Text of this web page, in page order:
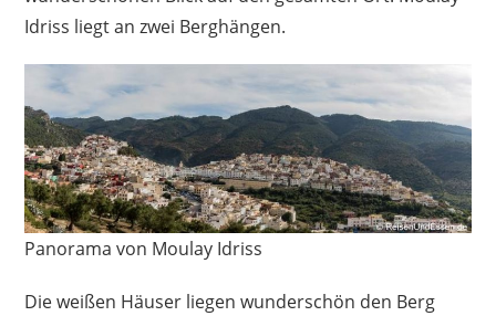
Idriss liegt an zwei Berghängen.
Panorama von Moulay Idriss
Die weißen Häuser liegen wunderschön den Berg